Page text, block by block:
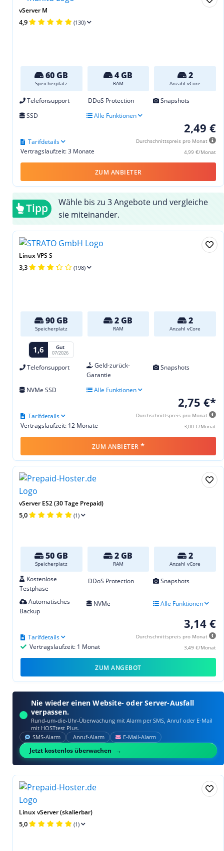
vServer M
4,9 (130)
60 GB
Speicherplatz
4 GB
RAM
2
Anzahl vCore
Telefonsupport DDoS Protection
Snapshots
SSD
Alle Funktionen
2,49 €
Durchschnittspreis pro Monat
4,99 €/Monat
Vertragslaufzeit: 3 Monate
Tarifdetails
ZUM ANBIETER
Tipp
Wähle bis zu 3 Angebote und vergleiche
sie miteinander.
Linux VPS S
3,3 (198)
90 GB
Speicherplatz
2 GB
RAM
2
Anzahl vCore
1,6 Gut
07/2026
Telefonsupport
Geld-zurück-
Garantie
Snapshots
NVMe SSD Alle Funktionen
2,75 €*
Durchschnittspreis pro Monat
3,00 €/Monat
Vertragslaufzeit: 12 Monate
Tarifdetails
ZUM ANBIETER *
vServer ES2 (30 Tage Prepaid)
5,0 (1)
50 GB
Speicherplatz
2 GB
RAM
2
Anzahl vCore
Kostenlose
Testphase
DDoS Protection Snapshots
Automatisches
Backup
NVMe Alle Funktionen
3,14 €
Durchschnittspreis pro Monat
3,49 €/Monat
Vertragslaufzeit: 1 Monat
Tarifdetails
ZUM ANGEBOT
Nie wieder einen Website- oder Server-Ausfall
verpassen.
Rund-um-die-Uhr-Überwachung mit Alarm per SMS, Anruf oder E‑Mail
mit HOSTtest Plus.
SMS‑Alarm Anruf‑Alarm E‑Mail‑Alarm
Jetzt kostenlos überwachen
Linux vServer (skalierbar)
5,0 (1)